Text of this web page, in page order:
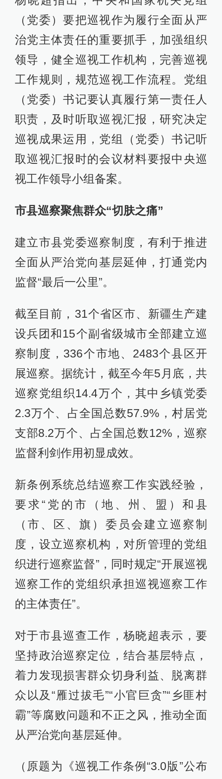
（党委）要把巡视作为履行全面从严
治党主体责任的重要抓手，加强组织
领导，健全巡视工作机构，完善巡视
工作规则，规范巡视工作流程。党组
（党委）书记要认真履行第一责任人
职责，及时听取巡视汇报，研究决定
巡视成果运用，党组（党委）书记听
取巡视汇报时的会议材料要报中央巡
视工作领导小组备案。
市县巡察聚焦群众“切肤之痛”
建立市县党委巡察制度，有利于推进
全面从严治党向基层延伸，打通党内
监督“最后一公里”。
截至目前，31个省区市、新疆生产建
设兵团和15个副省级城市全部建立巡
察制度，336个市地、2483个县区开
展巡察。据统计，截至今年5月底，共
巡察党组织14.4万个，其中乡镇党委
2.3万个、占全国总数57.9%，村居党
支部8.2万个、占全国总数12%，巡察
监督利剑作用初显成效。
新条例系统总结巡察工作实践经验，
要求“党的市（地、州、盟）和县
（市、区、旗）委员会建立巡察制
度，设立巡察机构，对所管理的党组
织进行巡察监督”，同时规定“开展巡视
巡察工作的党组织承担巡视巡察工作
的主体责任”。
对于市县巡查工作，杨晓超表示，要
坚持政治巡察定位，结合基层特点，
着力发现损害群众切身利益、脱离群
众以及“雁过拔毛”“小官巨贪”“乡匪村
霸”等腐败问题和不正之风，推动全面
从严治党向基层延伸。
（原题为《巡视工作条例“3.0版”公布